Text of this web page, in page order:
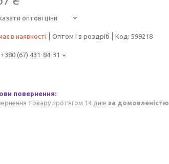
оптові ціни
в наявності Оптом і в роздріб Код: 599218
+380 (67) 431-84-31
товару протягом 14 днів за домовленістю